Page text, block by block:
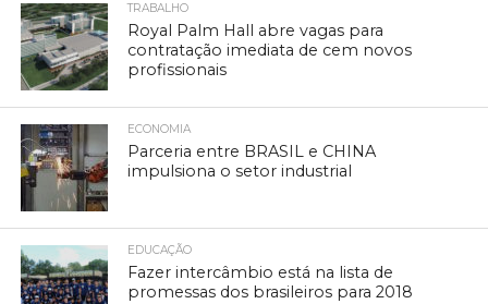
TRABALHO
Royal Palm Hall abre vagas para
contratação imediata de cem novos
profissionais
ECONOMIA
Parceria entre BRASIL e CHINA
impulsiona o setor industrial
EDUCAÇÃO
Fazer intercâmbio está na lista de
promessas dos brasileiros para 2018